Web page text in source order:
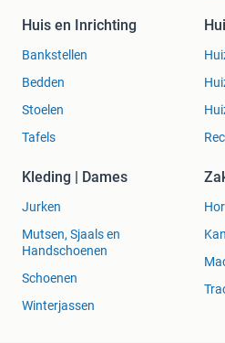
werkzaamheden worden
door onszelf uitgevoerd zodat
Autobedrijf Scheepers is al 30
voor verkoop en onderhoud
Maandag: 08.00 –
Dinsdag: 08.00 –
Woensdag: 08.00 –
Donderdag: 08.00 –
Vrijdag: 08.00 –
Zaterdag: gesloten
Zondag: gesloten
Huis en Inrichting
Bankstellen
Bedden
Stoelen
Tafels
Kleding | Dames
Jurken
Mutsen, Sjaals en
Handschoenen
Schoenen
Winterjassen